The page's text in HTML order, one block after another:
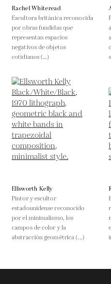
Rachel Whiteread
Escultora británica reconocida
por obras fundidas que
representan espacios
negativos de objetos
cotidianos (...)
Ellsworth Kelly
Pintor y escultor
estadounidense reconocido
por el minimalismo, los
campos de color y la
abstracción geométrica (...)